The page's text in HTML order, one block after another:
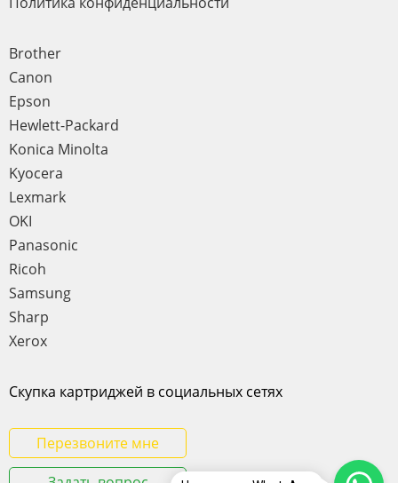
Brother
Canon
Epson
Hewlett-Packard
Konica Minolta
Kyocera
Lexmark
OKI
Panasonic
Ricoh
Samsung
Sharp
Xerox
Скупка картриджей в социальных сетях
Перезвоните мне